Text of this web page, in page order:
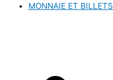
MONNAIE ET BILLETS